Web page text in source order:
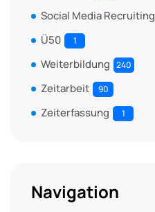
Social Media Recruiting
Ü50 1
Weiterbildung 240
Zeitarbeit 90
Zeiterfassung 1
Navigation